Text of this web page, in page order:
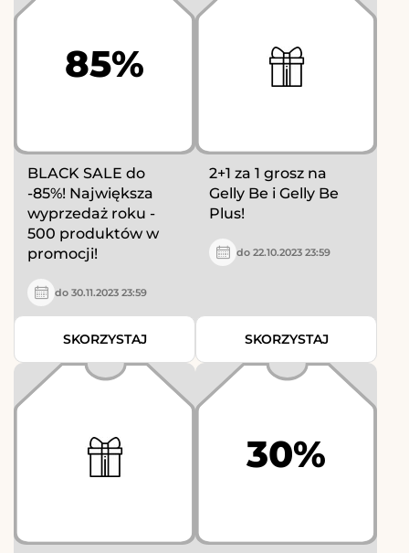
85%
BLACK SALE do
-85%! Największa
wyprzedaż roku -
500 produktów w
promocji!
do 30.11.2023 23:59
SKORZYSTAJ
2+1 za 1 grosz na
Gelly Be i Gelly Be
Plus!
do 22.10.2023 23:59
SKORZYSTAJ
30%